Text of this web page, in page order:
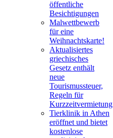
öffentliche
Besichtigungen
Malwettbewerb
für eine
Weihnachtskarte!
Aktualisiertes
griechisches
Gesetz enthält
neue
Tourismussteuer,
Regeln für
Kurzzeitvermietung
Tierklinik in Athen
eröffnet und bietet
kostenlose